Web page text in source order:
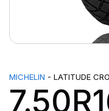
MICHELIN - LATITUDE